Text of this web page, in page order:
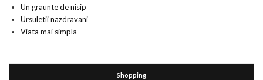
Un graunte de nisip
Ursuletii nazdravani
Viata mai simpla
Shopping